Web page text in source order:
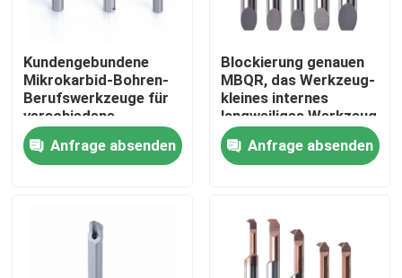
Kontakt
Referenzen
Dreheneinsätze des Karbids
Kundengebundene
Mikrokarbid-Bohren-
Berufswerkzeuge für
verschiedene
langweilige
Bearbeitungsnachfrage
Anfrage absenden
Blockierung genauen
MBQR, das Werkzeug-
kleines internes
langweiliges Werkzeug
für Loch-Vollenden
profiliert
Anfrage absenden